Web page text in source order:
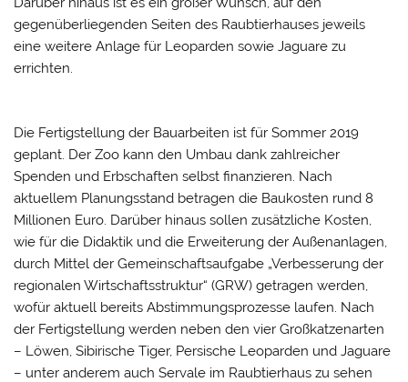
gegenüberliegenden Seiten des Raubtierhauses jeweils
eine weitere Anlage für Leoparden sowie Jaguare zu
errichten.
Die Fertigstellung der Bauarbeiten ist für Sommer 2019
geplant. Der Zoo kann den Umbau dank zahlreicher
Spenden und Erbschaften selbst finanzieren. Nach
aktuellem Planungsstand betragen die Baukosten rund 8
Millionen Euro. Darüber hinaus sollen zusätzliche Kosten,
wie für die Didaktik und die Erweiterung der Außenanlagen,
durch Mittel der Gemeinschaftsaufgabe „Verbesserung der
regionalen Wirtschaftsstruktur“ (GRW) getragen werden,
wofür aktuell bereits Abstimmungsprozesse laufen. Nach
der Fertigstellung werden neben den vier Großkatzenarten
– Löwen, Sibirische Tiger, Persische Leoparden und Jaguare
– unter anderem auch Servale im Raubtierhaus zu sehen